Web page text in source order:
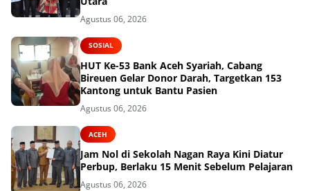
Agustus 06, 2026
SOSIAL
HUT Ke-53 Bank Aceh Syariah, Cabang
Bireuen Gelar Donor Darah, Targetkan 153
Kantong untuk Bantu Pasien
Agustus 06, 2026
ACEH
Jam Nol di Sekolah Nagan Raya Kini Diatur
Perbup, Berlaku 15 Menit Sebelum Pelajaran
Agustus 06, 2026